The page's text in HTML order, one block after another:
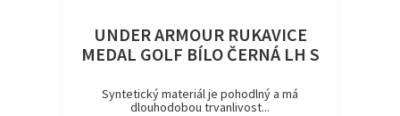
UNDER ARMOUR RUKAVICE
MEDAL GOLF BÍLO ČERNÁ LH S
Syntetický materiál je pohodlný a má
dlouhodobou trvanlivost...